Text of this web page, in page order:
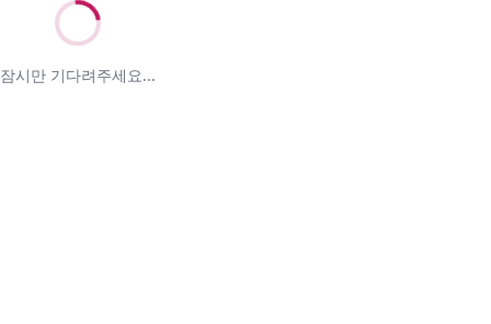
잠시만 기다려주세요...